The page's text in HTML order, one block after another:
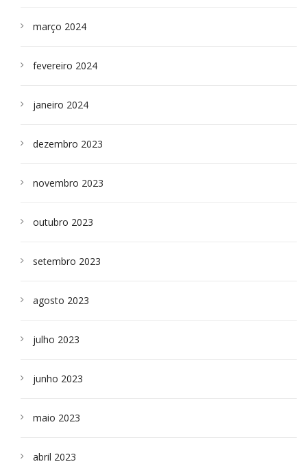
março 2024
fevereiro 2024
janeiro 2024
dezembro 2023
novembro 2023
outubro 2023
setembro 2023
agosto 2023
julho 2023
junho 2023
maio 2023
abril 2023